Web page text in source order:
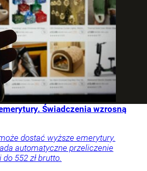
Świadczenia wzrosną
dostać wyższe emerytury.
automatyczne przeliczenie
552 zł brutto.